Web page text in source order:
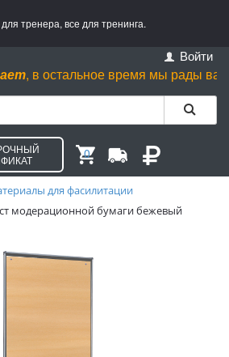
тренера, все для тренинга.
Войти
, в остальное время мы рады вас
0
для фасилитации
модерационной бумаги бежевый